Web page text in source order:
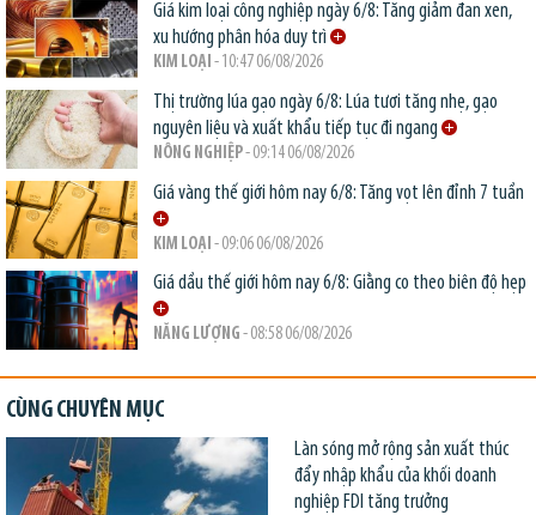
Giá kim loại công nghiệp ngày 6/8: Tăng giảm đan xen,
xu hướng phân hóa duy trì
KIM LOẠI - 10:47 06/08/2026
Thị trường lúa gạo ngày 6/8: Lúa tươi tăng nhẹ, gạo
nguyên liệu và xuất khẩu tiếp tục đi ngang
NÔNG NGHIỆP- 09:14 06/08/2026
Giá vàng thế giới hôm nay 6/8: Tăng vọt lên đỉnh 7 tuần
KIM LOẠI - 09:06 06/08/2026
Giá dầu thế giới hôm nay 6/8: Giằng co theo biên độ hẹp
NĂNG LƯỢNG - 08:58 06/08/2026
CÙNG CHUYÊN MỤC
Làn sóng mở rộng sản xuất thúc
đẩy nhập khẩu của khối doanh
nghiệp FDI tăng trưởng